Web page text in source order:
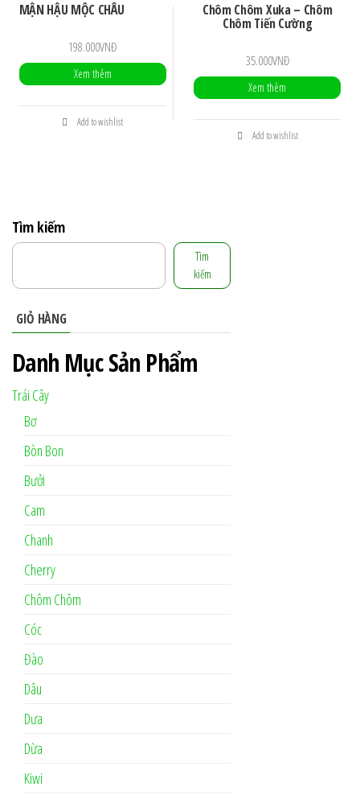
MẬN HẬU MỘC CHÂU
198.000VNĐ
Xem thêm
Add to wishlist
Chôm Chôm Xuka – Chôm
Chôm Tiến Cường
35.000VNĐ
Xem thêm
Add to wishlist
Tìm kiếm
Tìm
kiếm
GIỎ HÀNG
Danh Mục Sản Phẩm
Trái Cây
Bơ
Bòn Bon
Bưởi
Cam
Chanh
Cherry
Chôm Chôm
Cóc
Đào
Dâu
Dưa
Dừa
Kiwi